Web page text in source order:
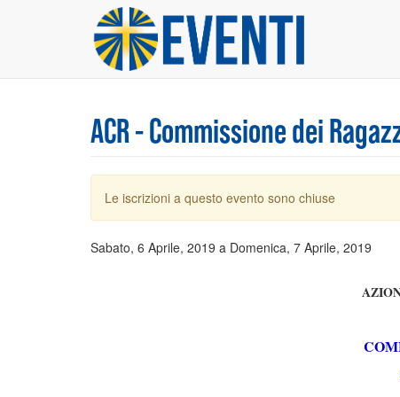
ACR - Commissione dei
Messaggio
Le iscrizioni a questo evento sono chiuse
Sabato, 6 Aprile, 2019 a Domenica, 7 Aprile, 2019